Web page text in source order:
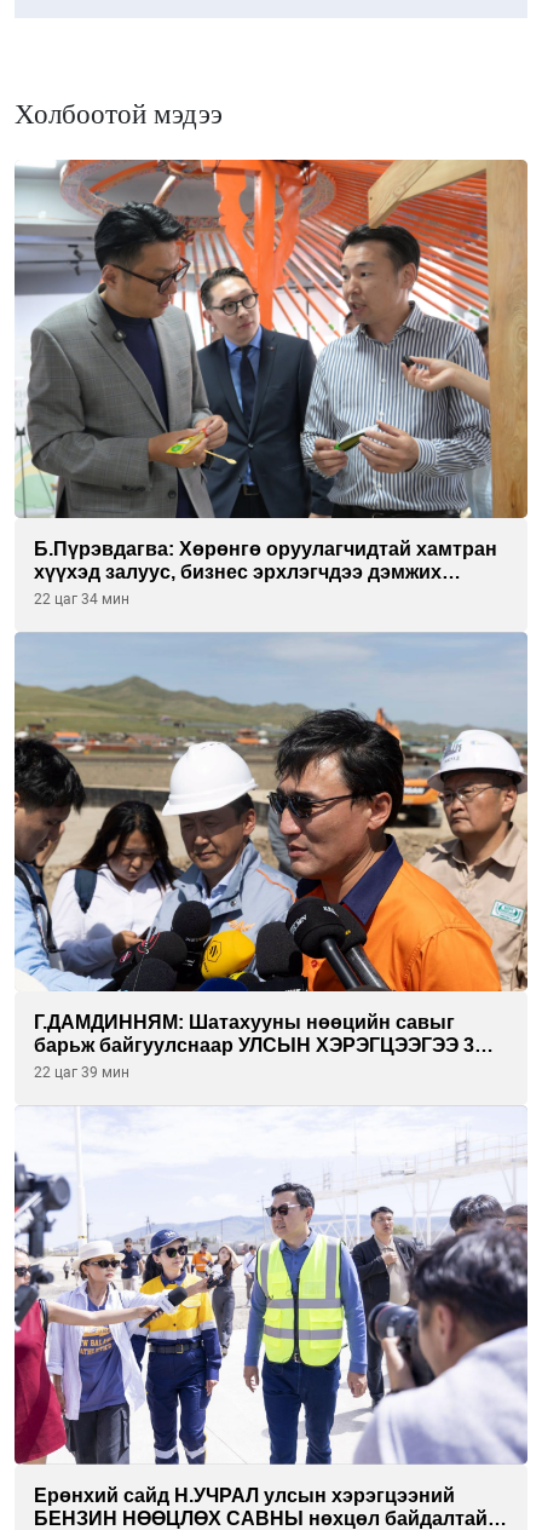
Холбоотой мэдээ
Б.Пүрэвдагва: Хөрөнгө оруулагчидтай хамтран
хүүхэд залуус, бизнес эрхлэгчдээ дэмжих
инкубатор төвүүдийг хотын захын
22 цаг 34 мин
Г.ДАМДИННЯМ: Шатахууны нөөцийн савыг
барьж байгуулснаар УЛСЫН ХЭРЭГЦЭЭГЭЭ 3
САРААР НӨӨЦЛӨДӨГ болно
22 цаг 39 мин
Ерөнхий сайд Н.УЧРАЛ улсын хэрэгцээний
БЕНЗИН НӨӨЦЛӨХ САВНЫ нөхцөл байдалтай